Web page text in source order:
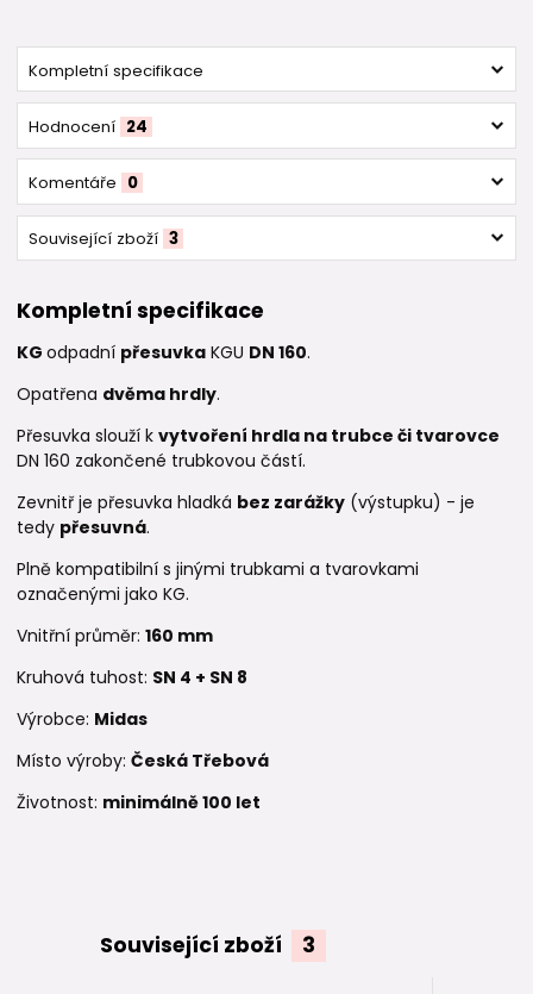
Kompletní specifikace
Hodnocení 24
Komentáře 0
Související zboží 3
Kompletní specifikace
KG odpadní přesuvka KGU DN 160.
Opatřena dvěma hrdly.
Přesuvka slouží k vytvoření hrdla na trubce či tvarovce
DN 160 zakončené trubkovou částí.
Zevnitř je přesuvka hladká bez zarážky (výstupku) - je
tedy přesuvná.
Plně kompatibilní s jinými trubkami a tvarovkami
označenými jako KG.
Vnitřní průměr: 160 mm
Kruhová tuhost: SN 4 + SN 8
Výrobce: Midas
Místo výroby: Česká Třebová
Životnost: minimálně 100 let
Související zboží 3